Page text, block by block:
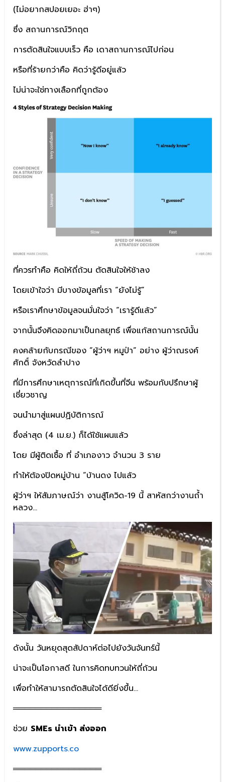
(ไม่อยากสปอยเยอะ ฮ่าๆ)
ซึ่ง สถานการณ์วิกฤต
การตัดสินใจแบบเร็ว คือ เดาสถานการณ์ไปก่อน
หรือที่ร้ายกว่าคือ คิดว่ารู้ดีอยู่แล้ว
ไม่น่าจะใช่ทางเลือกที่ถูกต้อง
ที่ควรทำคือ คิดให้ถี่ถ้วน ตัดสินใจให้ช้าลง
โดยเข้าใจว่า มีบางข้อมูลที่เรา “ยังไม่รู้”
หรือเราศึกษาข้อมูลจนมั่นใจว่า “เรารู้ดีแล้ว”
จากนั้นจึงคิดออกมาเป็นกลยุทธ์ เพื่อแก้สถานการณ์นั้น
คงคล้ายกับกรณีของ “ผู้ว่าฯ หมูป่า” อย่าง ผู้ว่าณรงค์
ศักดิ์ จังหวัดลำปาง
ที่มีการศึกษาเหตุการณ์ที่เกิดขึ้นที่จีน พร้อมกับปรึกษาผู้
เชี่ยวชาญ
จนนำมาสู่แผนปฏิบัติการณ์
ซึ่งล่าสุด (4 เม.ย.) ก็ได้ใช้แผนแล้ว
โดย มีผู้ติดเชื้อ ที่ อำเภองาว จำนวน 3 ราย
ทำให้ต้องปิดหมู่บ้าน “บ้านดง ไปแล้ว
ผู้ว่าฯ ให้สัมภาษณ์ว่า งานสู้โควิด-19 นี้ สาหัสกว่างานถ้ำ
หลวง…
ดังนั้น วันหยุดสุดสัปดาห์ต่อไปยังวันจันทร์นี้
น่าจะเป็นโอกาสดี ในการคิดทบทวนให้ถี่ถ้วน
เพื่อทำให้สามารถตัดสินใจได้ดียิ่งขึ้น…
════════════════
ช่วย SMEs นำเข้า ส่งออก
www.zupports.co
════════════════